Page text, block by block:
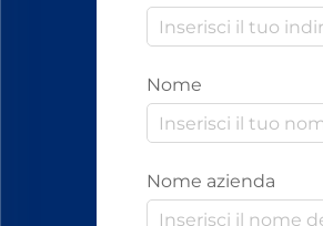
Nome
Nome azienda